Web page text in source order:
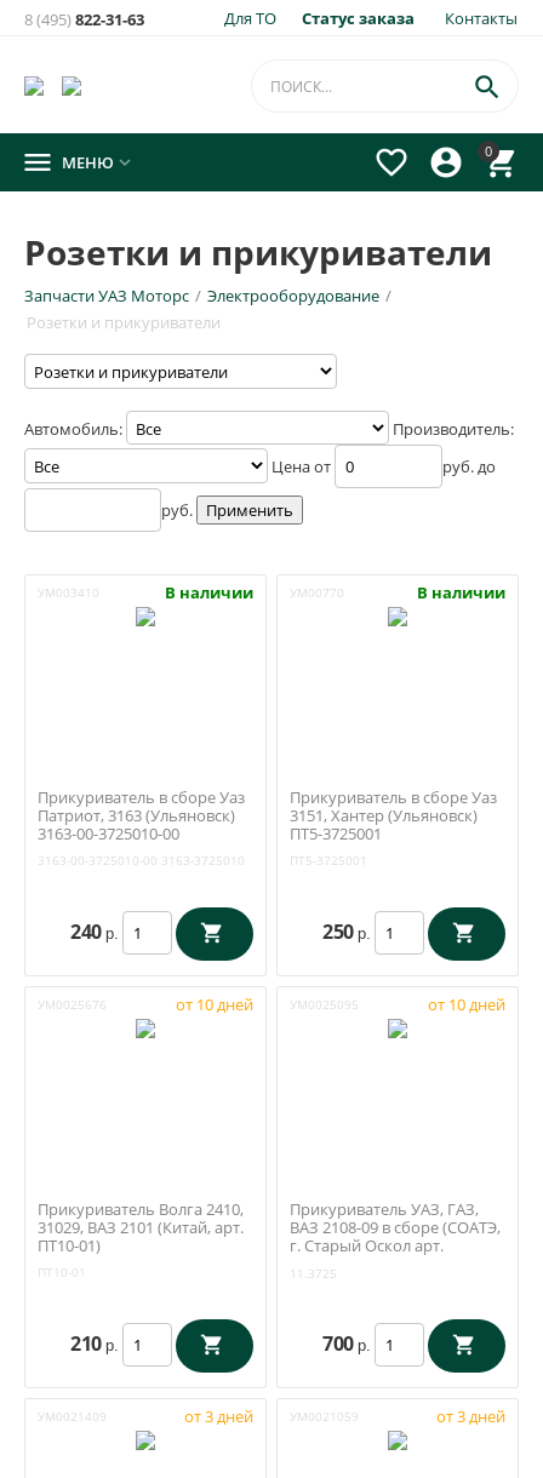
Для ТО Статус заказа Контакты
8 (495)822-31-63
0




 МЕНЮ 
Розетки и прикуриватели
Запчасти УАЗ Моторс / Электрооборудование /
Розетки и прикуриватели
Автомобиль:
Производитель:
Цена от
руб. до
руб.
УМ003410 В наличии
Прикуриватель в сборе Уаз
Патриот, 3163 (Ульяновск)
3163-00-3725010-00
3163-00-3725010-00 3163-3725010
240 р.
УМ00770 В наличии
Прикуриватель в сборе Уаз
3151, Хантер (Ульяновск)
ПТ5-3725001
ПТ5-3725001
250 р.
УМ0025676 от 10 дней
Прикуриватель Волга 2410,
31029, ВАЗ 2101 (Китай, арт.
ПТ10-01)
ПТ10-01
210 р.
УМ0025095 от 10 дней
Прикуриватель УАЗ, ГАЗ,
ВАЗ 2108-09 в сборе (СОАТЭ,
г. Старый Оскол арт.
11.3725
700 р.
УМ0021409 от 3 дней УМ0021059 от 3 дней